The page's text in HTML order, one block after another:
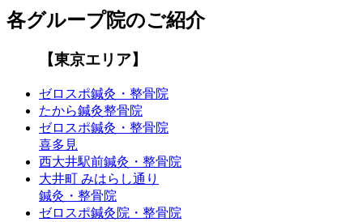
各グループ院のご紹介
【東京エリア】
ゼロスポ鍼灸・整骨院
たから鍼灸整骨院
ゼロスポ鍼灸・整骨院
喜多見
西大井駅前鍼灸・整骨院
大井町 みはらし通り
鍼灸・整骨院
ゼロスポ鍼灸院・整骨院